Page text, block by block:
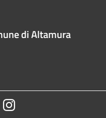
di Altamura
Instagram